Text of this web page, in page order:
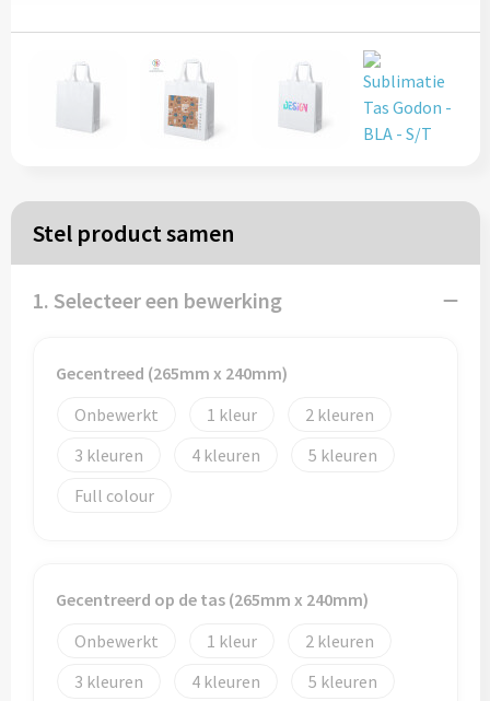
Reistassen
Rugzakken
Koeltassen
Schrijf & papierwaren
Balpennen
Potloden
Geschenksets
Stel product samen
1. Selecteer een bewerking
Gecentreed (265mm x 240mm)
Onbewerkt
1
2
3
4
5
Full colour
Gecentreerd op de tas (265mm x 240mm)
Onbewerkt
1
2
3
4
5